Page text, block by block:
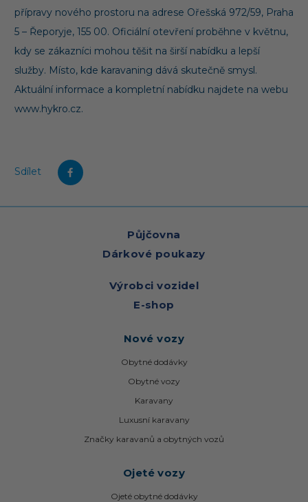
přípravy nového prostoru na adrese Ořešská 972/59, Praha
5 – Řeporyje, 155 00. Oficiální otevření proběhne v květnu,
kdy se zákazníci mohou těšit na širší nabídku a lepší
služby. Místo, kde karavaning dává skutečně smysl.
Aktuální informace a kompletní nabídku najdete na webu
www.hykro.cz.
Sdílet
Půjčovna
Dárkové poukazy
Výrobci vozidel
E-shop
Nové vozy
Obytné dodávky
Obytné vozy
Karavany
Luxusní karavany
Značky karavanů a obytných vozů
Ojeté vozy
Ojeté obytné dodávky